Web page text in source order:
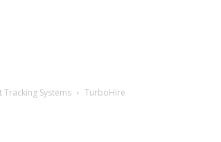
Tracking Systems TurboHire